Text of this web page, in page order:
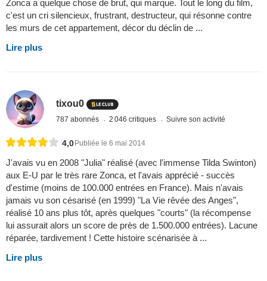
Zonca a quelque chose de brut, qui marque. Tout le long du film,
c'est un cri silencieux, frustrant, destructeur, qui résonne contre
les murs de cet appartement, décor du déclin de ...
Lire plus
tixou0
787 abonnés 2 046 critiques Suivre son activité
4,0 Publiée le 6 mai 2014
J'avais vu en 2008 "Julia" réalisé (avec l'immense Tilda Swinton)
aux E-U par le très rare Zonca, et l'avais apprécié - succès
d'estime (moins de 100.000 entrées en France). Mais n'avais
jamais vu son césarisé (en 1999) "La Vie rêvée des Anges",
réalisé 10 ans plus tôt, après quelques "courts" (la récompense
lui assurait alors un score de près de 1.500.000 entrées). Lacune
réparée, tardivement ! Cette histoire scénarisée à ...
Lire plus